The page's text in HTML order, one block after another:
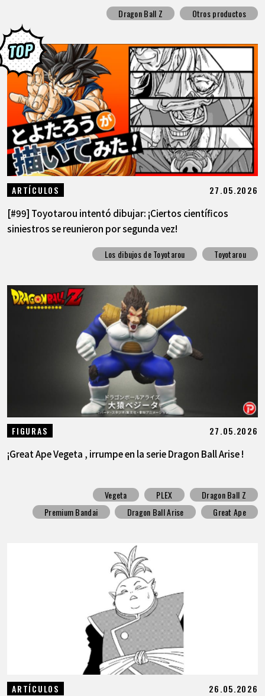
Dragon Ball Z Otros productos
ARTÍCULOS 27.05.2026
[#99] Toyotarou intentó dibujar: ¡Ciertos científicos
siniestros se reunieron por segunda vez!
Los dibujos de Toyotarou Toyotarou
FIGURAS 27.05.2026
¡Great Ape Vegeta , irrumpe en la serie Dragon Ball Arise !
Vegeta PLEX
Dragon Ball Z
Premium Bandai
Dragon Ball Arise Great Ape
ARTÍCULOS 26.05.2026